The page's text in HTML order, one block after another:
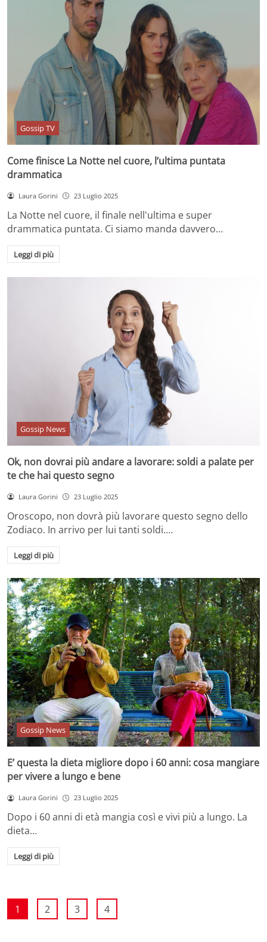
Gossip TV
Come finisce La Notte nel cuore, l’ultima puntata
drammatica
Laura Gorini 23 Luglio 2025
La Notte nel cuore, il finale nell'ultima e super
drammatica puntata. Ci siamo manda davvero…
Leggi di più
Gossip News
Ok, non dovrai più andare a lavorare: soldi a palate per
te che hai questo segno
Laura Gorini 23 Luglio 2025
Oroscopo, non dovrà più lavorare questo segno dello
Zodiaco. In arrivo per lui tanti soldi.…
Leggi di più
Gossip News
E’ questa la dieta migliore dopo i 60 anni: cosa mangiare
per vivere a lungo e bene
Laura Gorini 23 Luglio 2025
Dopo i 60 anni di età mangia così e vivi più a lungo. La
dieta…
Leggi di più
1 2 3 4